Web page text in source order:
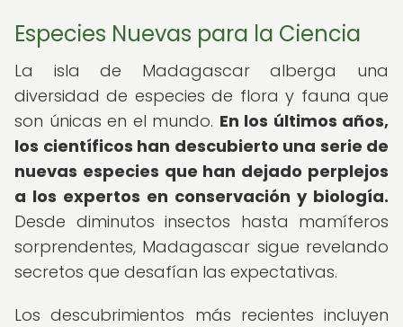
Especies Nuevas para la Ciencia
La isla de Madagascar alberga una
diversidad de especies de flora y fauna que
son únicas en el mundo. En los últimos años,
los científicos han descubierto una serie de
nuevas especies que han dejado perplejos
a los expertos en conservación y biología.
Desde diminutos insectos hasta mamíferos
sorprendentes, Madagascar sigue revelando
secretos que desafían las expectativas.
Los descubrimientos más recientes incluyen